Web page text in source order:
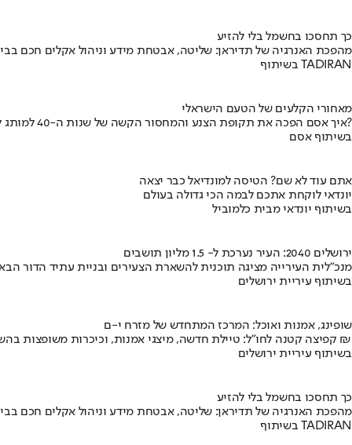
כך תחסכו בחשמל בלי להזיע
מהפכת האנרגיה של תדיראן: שליטה, אבטחת מידע וניהול אקלים חכם
בשיתוף TADIRAN
מאחורי הקלעים של הטעם הישראלי
איך אסם הפכה את תקופת הצנע והמחסור הקשה של שנות ה-40 למותג לאומי?
בשיתוף אסם
אתם עוד לא שם? הטיסה למונדיאל כבר יצאה
יונדאי לוקחת אתכם לבמה הכי גדולה בעולם
בשיתוף יונדאי מבית כלמוביל
ירושלים 2040: העיר נערכת ל- 1.5 מליון תושבים
מנכ"לית העירייה מציגה תוכנית להשארת הצעירים ובניית עתיד הדור
בשיתוף עיריית ירושלים
שופינג, אמנות ואוכל: המרכז המתחדש של מזרח י-ם
קפיצה קטנה לחו"ל: טיילת חדשה, מיצגי אמנות, וכיכרות משופצות בהשקעה של 100 מיליון ₪
בשיתוף עיריית ירושלים
כך תחסכו בחשמל בלי להזיע
מהפכת האנרגיה של תדיראן: שליטה, אבטחת מידע וניהול אקלים חכם
בשיתוף TADIRAN